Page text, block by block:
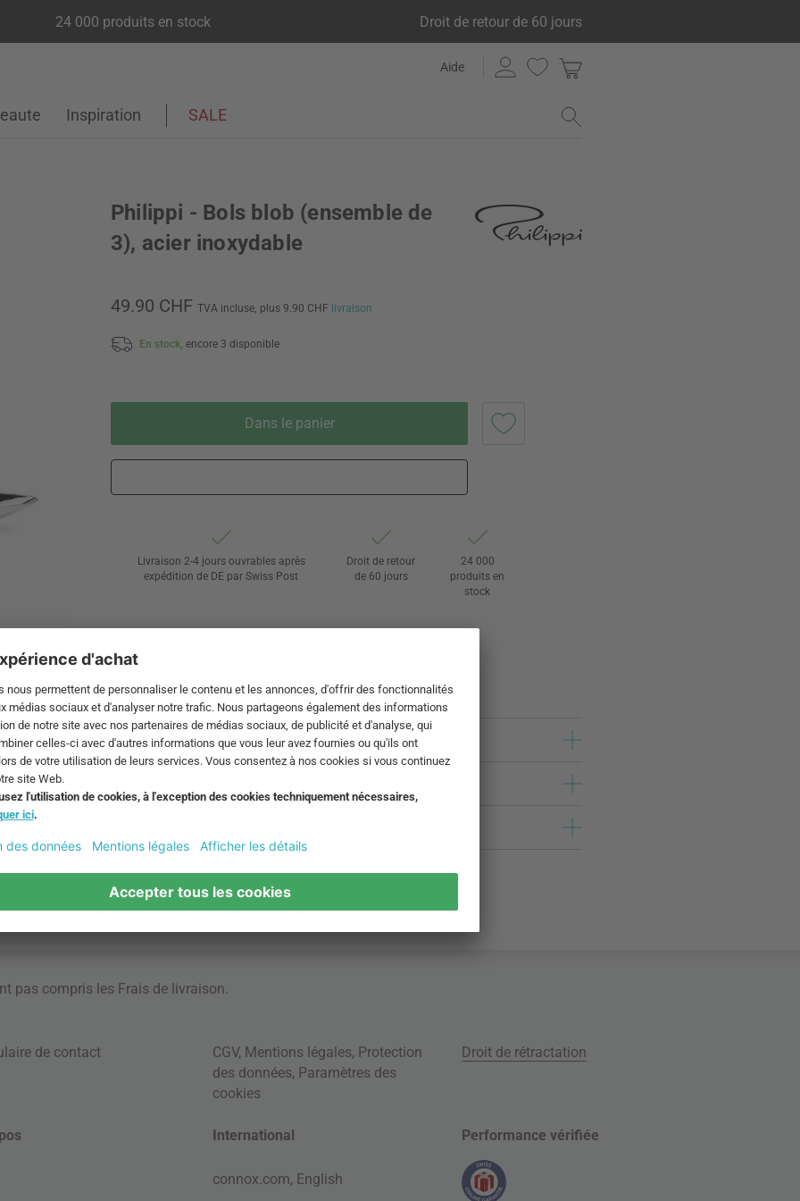
24 000 produits en stock Droit de retour de 60 jours
Aide
Inspiration SALE
Philippi - Bols blob (ensemble de
3), acier inoxydable
49.90 CHF TVA incluse, plus 9.90 CHF livraison
En stock, encore 3 disponible
Dans le panier
Livraison 2-4 jours ouvrables après
expédition de DE par Swiss Post
Droit de retour
de 60 jours
24 000
produits en
stock
pas compris les Frais de livraison.
de contact CGV, Mentions légales, Protection
des données, Paramètres des
cookies
Droit de rétractation
International
connox.com, English
Performance vérifiée